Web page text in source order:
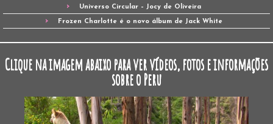
Universo Circular – Jocy de Oliveira
Frozen Charlotte é o novo álbum de Jack White
Clique na imagem abaixo para ver vídeos, fotos e informações
sobre o Peru